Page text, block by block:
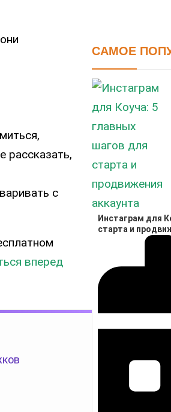
рассказать,
с
вперед
САМОЕ
Инстаграм для
старта и